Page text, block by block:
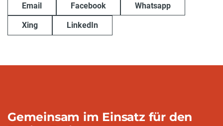
Email Facebook Whatsapp
Xing LinkedIn
Gemeinsam im Einsatz für den